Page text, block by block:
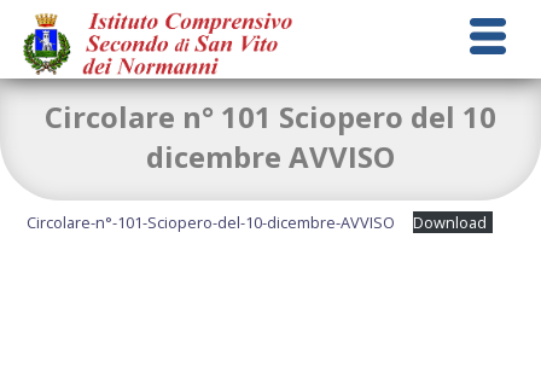
Circolare n° 101 Sciopero del 10
dicembre AVVISO
Circolare-n°-101-Sciopero-del-10-dicembre-AVVISO Download